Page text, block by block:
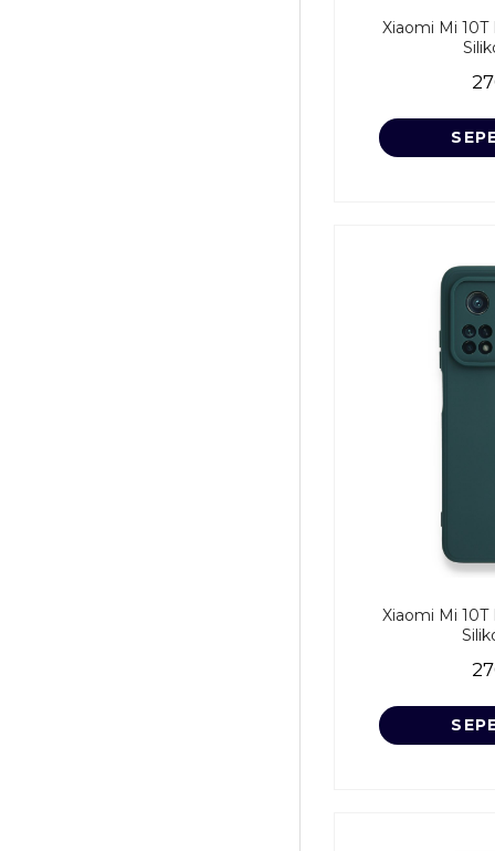
Xiaomi Mi 10T
Xiaomi Mi 10T